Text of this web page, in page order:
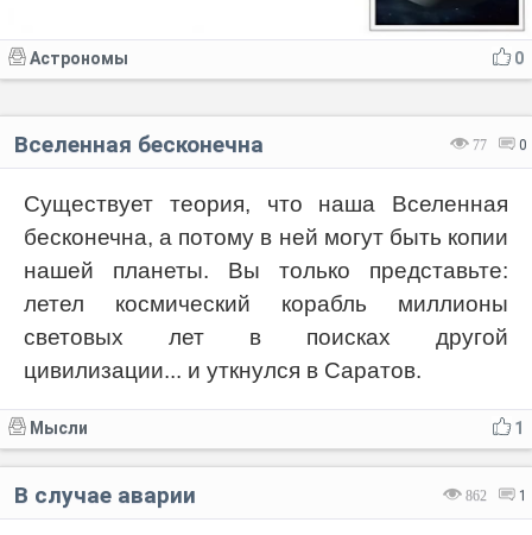
0
Астрономы
77 0
Вселенная бесконечна
Существует теория, что наша Вселенная
бесконечна, а потому в ней могут быть копии
нашей планеты. Вы только представьте:
летел космический корабль миллионы
световых лет в поисках другой
цивилизации... и уткнулся в Саратов.
1
Мысли
862 1
В случае аварии